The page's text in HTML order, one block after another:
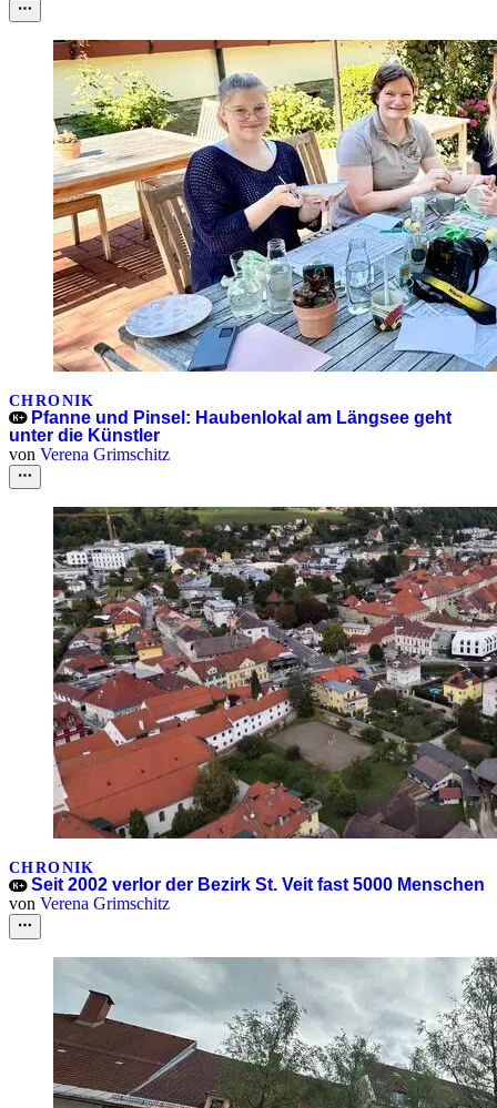
CHRONIK
Pfanne und Pinsel: Haubenlokal am Längsee geht
unter die Künstler
von Verena Grimschitz
CHRONIK
Seit 2002 verlor der Bezirk St. Veit fast 5000 Menschen
von Verena Grimschitz